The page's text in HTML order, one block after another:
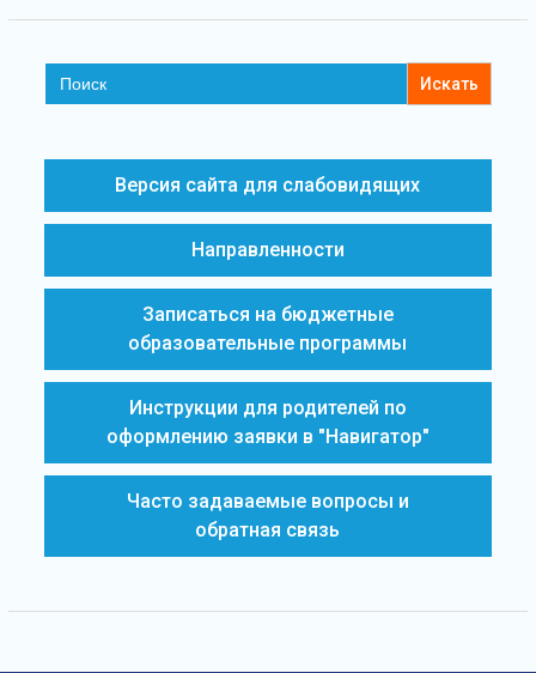
Search
for:
Версия сайта для слабовидящих
Направленности
Записаться на бюджетные
образовательные программы
Инструкции для родителей по
оформлению заявки в "Навигатор"
Часто задаваемые вопросы и
обратная связь